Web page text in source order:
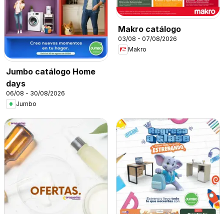
Jumbo catálogo Home
days
06/08 - 30/08/2026
Jumbo
Makro catálogo
03/08 - 07/08/2026
Makro